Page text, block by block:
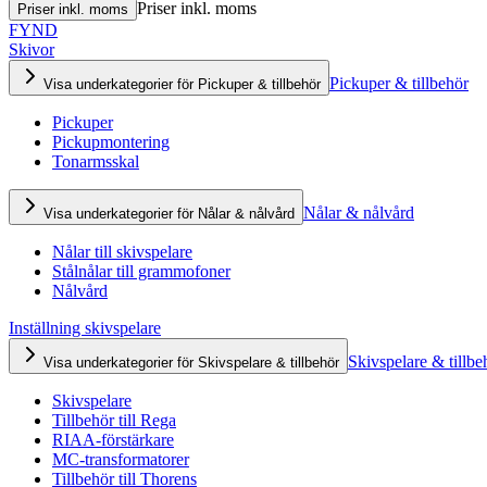
Priser inkl. moms Priser inkl. moms
FYND
Skivor
Visa underkategorier för Pickuper & tillbehör Pickuper & tillbehör
Pickuper
Pickupmontering
Tonarmsskal
Visa underkategorier för Nålar & nålvård Nålar & nålvård
Nålar till skivspelare
Stålnålar till grammofoner
Nålvård
Inställning skivspelare
Visa underkategorier för Skivspelare & tillbehör Skivspelare &
Skivspelare
Tillbehör till Rega
RIAA-förstärkare
MC-transformatorer
Tillbehör till Thorens